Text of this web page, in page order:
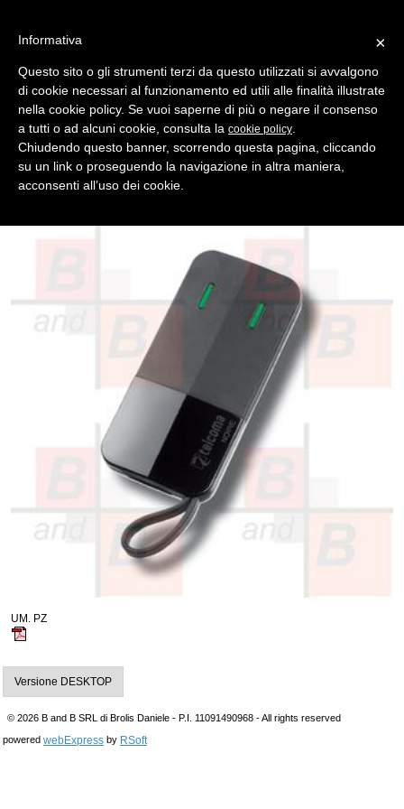
Indietro
TELECOMANDI ROLLING CODE > TELCOMA
telecomando telcoma tx fm402 e 2 canali freq. 433.92 mhz
Telecomando cancello TELCOMA TX FM402 E di Ultima
UM. PZ
Versione DESKTOP
© 2026 B and B SRL di Brolis Daniele - P.I. 11091490968 - All rights reserved
powered webExpress by RSoft
×
Informativa
Questo sito o gli strumenti terzi da questo utilizzati si avvalgono
di cookie necessari al funzionamento ed utili alle finalità illustrate
nella cookie policy. Se vuoi saperne di più o negare il consenso
a tutti o ad alcuni cookie, consulta la cookie policy
Chiudendo questo banner, scorrendo questa pagina, cliccando
su un link o proseguendo la navigazione in altra maniera,
acconsenti all’uso dei cookie.